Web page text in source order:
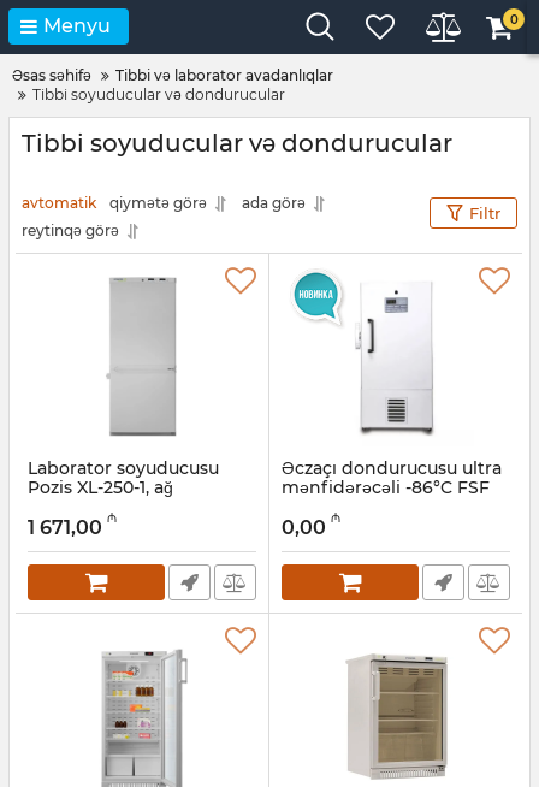
Menyu 0
Əsas səhifə
Tibbi və laborator avadanlıqlar
Tibbi soyuducular və dondurucular
Tibbi soyuducular və dondurucular
avtomatik qiymətə görə
ada görə
reytinqə görə
Filtr
Laborator soyuducusu
Pozis XL-250-1, ağ
005058104
1 671,00 ₼
Əczaçı dondurucusu ultra
mənfidərəcəli -86°C FSF
Artikul:
0,00 ₼